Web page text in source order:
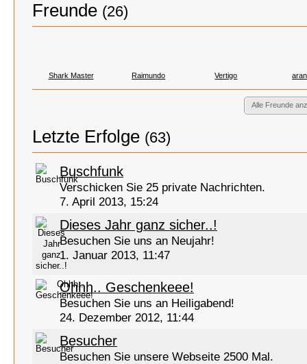
Freunde (26)
Shark Master Raimundo Vertigo
Alle Freunde
Letzte Erfolge (63)
Buschfunk
Verschicken Sie 25 private Nachrichten.
7. April 2013, 15:24
Dieses Jahr ganz sicher..!
Besuchen Sie uns an Neujahr!
1. Januar 2013, 11:47
Ohhh.. Geschenkeee!
Besuchen Sie uns an Heiligabend!
24. Dezember 2012, 11:44
Besucher
Besuchen Sie unsere Webseite 2500 Mal.